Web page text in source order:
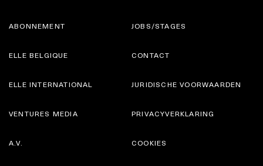
ABONNEMENT
ELLE BELGIQUE
JOBS/STAGES
CONTACT
ELLE INTERNATIONAL
VENTURES MEDIA
JURIDISCHE VOORWAARDEN
PRIVACYVERKLARING
A.V. COOKIES